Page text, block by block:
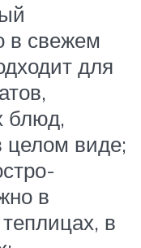
в свежем
для
блюд,
целом виде;
в
в